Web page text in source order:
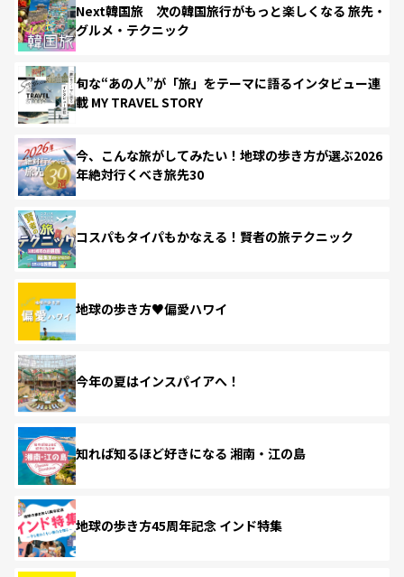
Next韓国旅 次の韓国旅行がもっと楽しくなる 旅先・
グルメ・テクニック
旬な“あの人”が「旅」をテーマに語るインタビュー連
載 MY TRAVEL STORY
今、こんな旅がしてみたい！地球の歩き方が選ぶ2026
年絶対行くべき旅先30
コスパもタイパもかなえる！賢者の旅テクニック
地球の歩き方♥偏愛ハワイ
今年の夏はインスパイアへ！
知れば知るほど好きになる 湘南・江の島
地球の歩き方45周年記念 インド特集